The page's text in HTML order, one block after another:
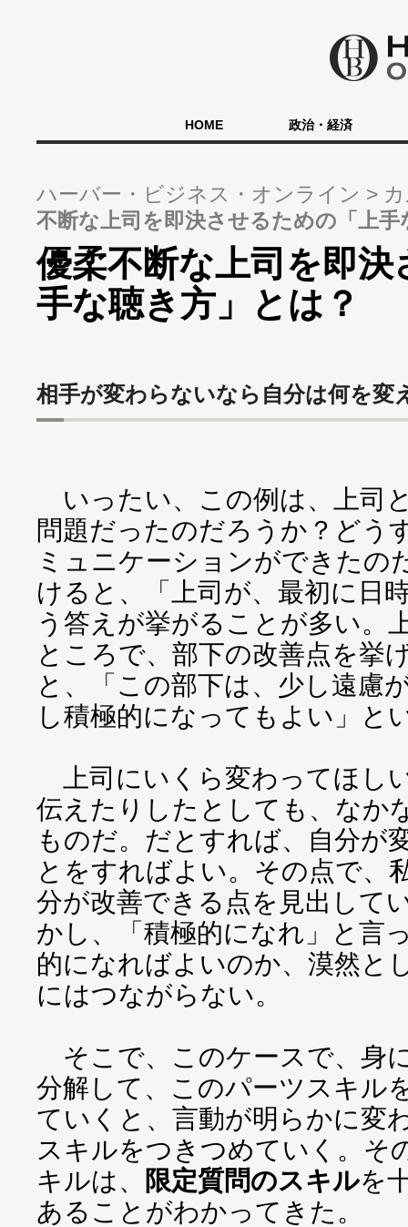
HOME 政治・経済
ハーバー・ビジネス・オンライン
不断な上司を即決させるための「上
優柔不断な上司を即
手な聴き方」とは？
相手が変わらないなら自分は何を変
いったい、この例は、上司
問題だったのだろうか？どう
ミュニケーションができたの
けると、「上司が、最初に日
う答えが挙がることが多い。
ところで、部下の改善点を挙
と、「この部下は、少し遠慮
し積極的になってもよい」と
上司にいくら変わってほし
伝えたりしたとしても、なか
ものだ。だとすれば、自分が
とをすればよい。その点で、
分が改善できる点を見出して
かし、「積極的になれ」と言
的になればよいのか、漠然と
にはつながらない。
そこで、このケースで、身
分解して、このパーツスキル
ていくと、言動が明らかに変
スキルをつきつめていく。そ
キルは、
限定質問のスキルを
あることがわかってきた。